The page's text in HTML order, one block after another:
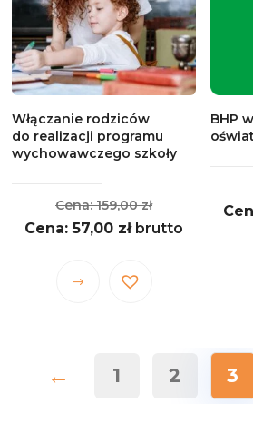
wybrać
na
stronie
produktu
Włączanie rodziców
do realizacji programu
wychowawczego szkoły
159,00złPierwotna
cena
57,00 złAktualna
wynosi:
brutto
Ten
wariantów.
BHP
← 1 2 3